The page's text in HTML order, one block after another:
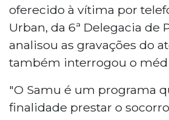
oferecido à vítima por
Urban, da 6ª Delegacia de
analisou as gravações do
também interrogou o
"O Samu é um programa
finalidade prestar o